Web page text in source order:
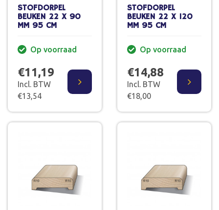
STOFDORPEL
BEUKEN 22 X 90
MM 95 CM
Op voorraad
€11,19
Incl. BTW
€13,54
STOFDORPEL
BEUKEN 22 X 120
MM 95 CM
Op voorraad
€14,88
Incl. BTW
€18,00